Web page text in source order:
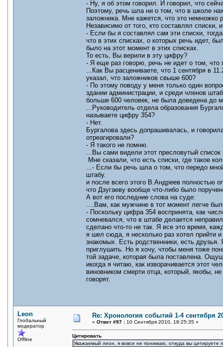
- Ну, я об этом говорил. И говорил, что
Поэтому, речь шла ни о том, что в школе
заложника. Мне кажется, что это немножко
Независимо от того, кто составлял списки,
- Если бы я составлял сам эти списки,
что в этих списках, о которых речь идет,
было на этот момент в этих списках.
То есть, Вы верили в эту цифру?
- Я еще раз говорю, речь не идет о том, что
...Как Вы расцениваете, что 1 сентября в
указал, что заложников свыше 600?
- По этому поводу у меня только один
здании администрации, и среди членов
больше 600 человек, не была доведена до
...Руководитель отдела образования
называете цифру 354?
- Нет.
Бургалова здесь допрашивалась, и
отреагировали?
- Я такого не помню.
...Вы сами видели этот пресловутый
Мне сказали, что есть списки, где такое
...- Если бы речь шла о том, что передо
штабу.
и после всего этого В.Андреев полностью
что Дзугаеву вообще что-либо было
А вот его последние слова на суде:
....Вам, как мужчине в тот момент легче
- Поскольку цифра 354 воспринята, как
сомневался, что в штабе делается
сделано что-то не так. Я все это время,
я шел сюда, я несколько раз хотел прийти
знакомых. Есть родственники, есть
приглушить. Но я хочу, чтобы меня тоже
той задаче, которая была поставлена.
икогда я читаю, как изворачивается этот
виновником смерти отца, который, якобы,
говорят.
Leon
Глобальный
модератор
Offline
Re: Хронология событий 1-4 сентября
« Ответ #97 : 10 Сентября 2010, 18:25:35 »
Цитировать
Уважаемый леон, я вовсе не понимаю, откуда вы цитируете